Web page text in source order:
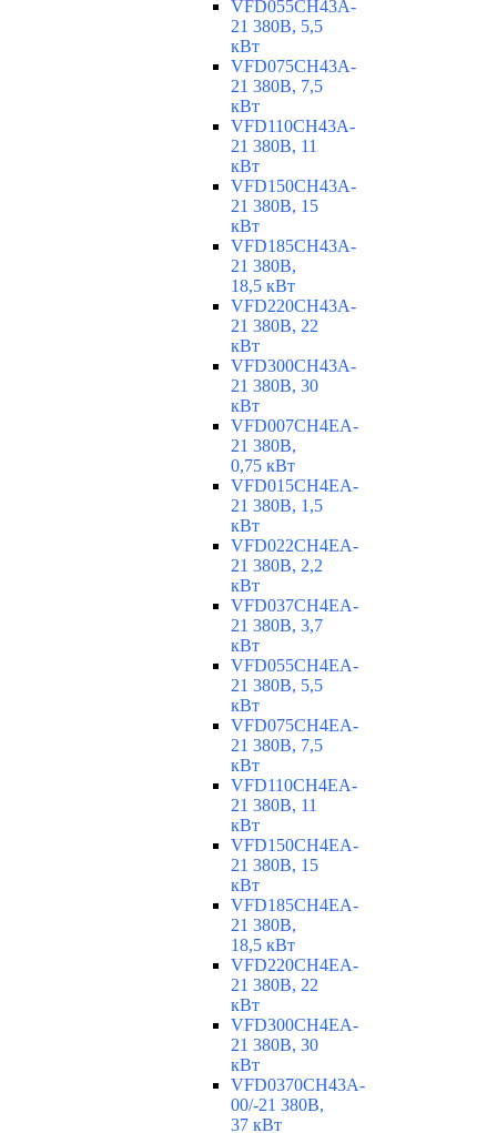
VFD055CH43A-
21 380В, 5,5
кВт
VFD075CH43A-
21 380В, 7,5
кВт
VFD110CH43A-
21 380В, 11
кВт
VFD150CH43A-
21 380В, 15
кВт
VFD185CH43A-
21 380В,
18,5 кВт
VFD220CH43A-
21 380В, 22
кВт
VFD300CH43A-
21 380В, 30
кВт
VFD007CH4EA-
21 380В,
0,75 кВт
VFD015CH4EA-
21 380В, 1,5
кВт
VFD022CH4EA-
21 380В, 2,2
кВт
VFD037CH4EA-
21 380В, 3,7
кВт
VFD055CH4EA-
21 380В, 5,5
кВт
VFD075CH4EA-
21 380В, 7,5
кВт
VFD110CH4EA-
21 380В, 11
кВт
VFD150CH4EA-
21 380В, 15
кВт
VFD185CH4EA-
21 380В,
18,5 кВт
VFD220CH4EA-
21 380В, 22
кВт
VFD300CH4EA-
21 380В, 30
кВт
VFD0370CH43A-
00/-21 380В,
37 кВт